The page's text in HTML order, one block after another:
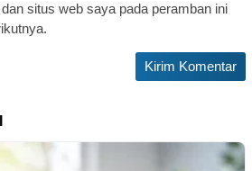
situs web saya pada peramban ini